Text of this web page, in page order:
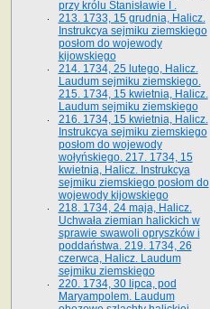
przy królu Stanisławie I .
213. 1733, 15 grudnia, Halicz.
Instrukcya sejmiku ziemskiego
posłom do wojewody
kijowskiego
214. 1734, 25 lutego, Halicz.
Laudum sejmiku ziemskiego.
215. 1734, 15 kwietnia, Halicz.
Laudum sejmiku ziemskiego
216. 1734, 15 kwietnia, Halicz.
Instrukcya sejmiku ziemskiego
posłom do wojewody
wołyńskiego. 217. 1734, 15
kwietnia, Halicz. Instrukcya
sejmiku ziemskiego posłom do
wojewody kijowskiego
218. 1734, 24 maja, Halicz.
Uchwała ziemian halickich w
sprawie swawoli opryszków i
poddaństwa. 219. 1734, 26
czerwca, Halicz. Laudum
sejmiku ziemskiego
220. 1734, 30 lipca, pod
Maryampolem. Laudum